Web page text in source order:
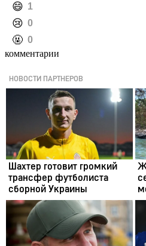
️😄 1
️😢 0
️🤬 0
комментарии